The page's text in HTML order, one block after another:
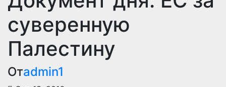
суверенную
Палестину
Отadmin1